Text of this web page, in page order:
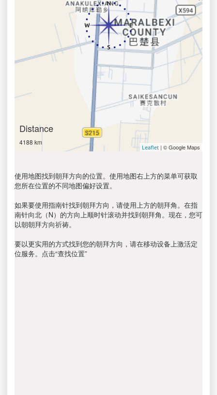
Distance
4188 km
Leaflet | © Google Maps
使用地图找到朝拜方向的位置。使用地图右上方的菜单可获取
您所在位置的不同地图偏好设置。
如果要使用指南针找到朝拜方向，请使用上方的朝拜角。在指
南针向北（N）的方向上顺时针滚动并找到朝拜角。现在，您可
以朝朝拜方向祈祷。
要以更实用的方式找到您的朝拜方向，请在移动设备上激活定
位服务。点击“查找位置”